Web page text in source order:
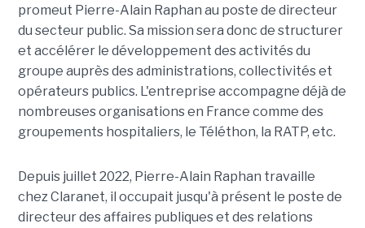
promeut Pierre-Alain Raphan au poste de directeur
du secteur public. Sa mission sera donc de structurer
et accélérer le développement des activités du
groupe auprès des administrations, collectivités et
opérateurs publics. L'entreprise accompagne déjà de
nombreuses organisations en France comme des
groupements hospitaliers, le Téléthon, la RATP, etc.
Depuis juillet 2022, Pierre-Alain Raphan travaille
chez Claranet, il occupait jusqu'à présent le poste de
directeur des affaires publiques et des relations